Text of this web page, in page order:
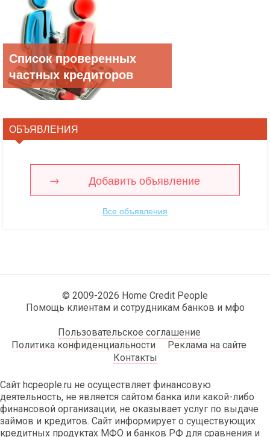
Список проверенных
частных кредиторов
ОБЪЯВЛЕНИЯ
Добавить объявление
Все объявления
© 2009-2026 Home Credit People
Помощь клиентам и сотрудникам банков и мфо
Пользовательское соглашение
Политика конфиденциальности
Реклама на сайте
Контакты
Сайт hcpeople.ru не осуществляет финансовую
деятельность, не является сайтом банка или какой-либо
финансовой организации, не оказывает услуг по выдаче
займов и кредитов. Сайт информирует о существующих
кредитных продуктах МФО и банков РФ для сравнения и